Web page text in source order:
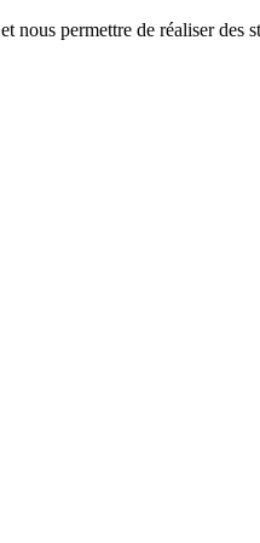
permettre de réaliser des